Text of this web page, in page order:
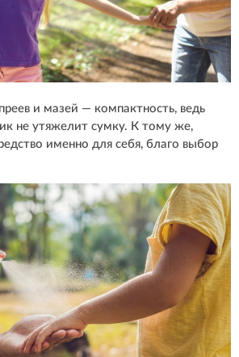
и мазей — компактность, ведь
не утяжелит сумку. К тому же,
именно для себя, благо выбор